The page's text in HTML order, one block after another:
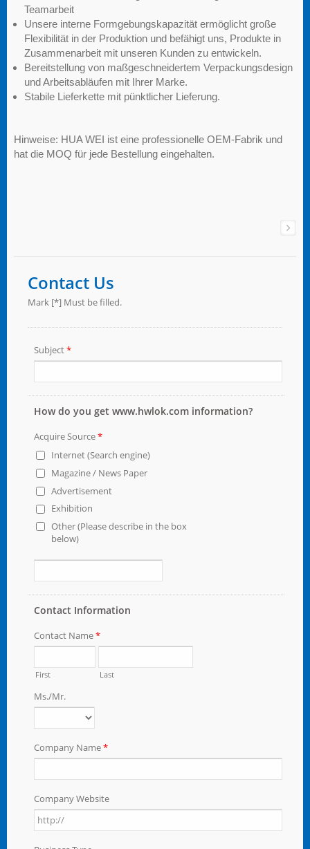
Teamarbeit
Unsere interne Formgebungskapazität ermöglicht große
Flexibilität in der Produktion und befähigt uns, Produkte in
Zusammenarbeit mit unseren Kunden zu entwickeln.
Bereitstellung von maßgeschneidertem Verpackungsdesign
und Arbeitsabläufen mit Ihrer Marke.
Stabile Lieferkette mit pünktlicher Lieferung.
Hinweise: HUA WEI ist eine professionelle OEM-Fabrik und
hat die MOQ für jede Bestellung eingehalten.